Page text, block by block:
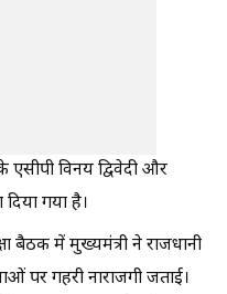
विनय द्विवेदी और
गया है।
बैठक में मुख्यमंत्री ने राजधानी
पर गहरी नाराजगी जताई।